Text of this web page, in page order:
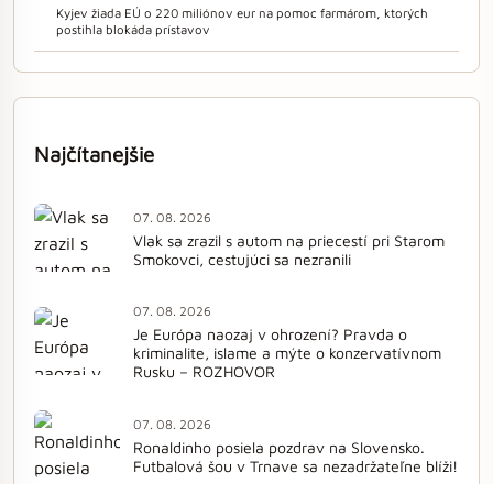
Kyjev žiada EÚ o 220 miliónov eur na pomoc farmárom, ktorých
postihla blokáda prístavov
Najčítanejšie
07. 08. 2026
Vlak sa zrazil s autom na priecestí pri Starom
Smokovci, cestujúci sa nezranili
07. 08. 2026
Je Európa naozaj v ohrození? Pravda o
kriminalite, islame a mýte o konzervatívnom
Rusku – ROZHOVOR
07. 08. 2026
Ronaldinho posiela pozdrav na Slovensko.
Futbalová šou v Trnave sa nezadržateľne blíži!